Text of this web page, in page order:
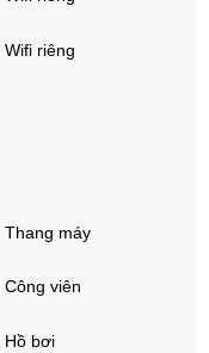
Wifi riêng
Thang máy
Công viên
Hồ bơi